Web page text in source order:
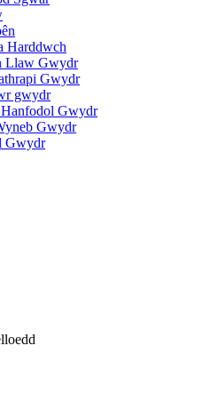
Harddwch
Llaw Gwydr
Gwydr
gwydr
Gwydr
Gwydr
Gwydr